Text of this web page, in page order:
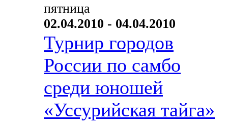
пятница
02.04.2010 - 04.04.2010
Турнир городов
России по самбо
среди юношей
«Уссурийская тайга»